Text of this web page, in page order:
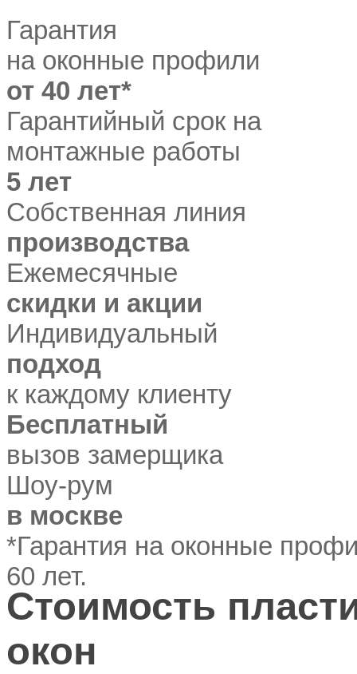
Гарантия
на оконные профили
от 40 лет*
Гарантийный срок на
монтажные работы
5 лет
Собственная линия
производства
Ежемесячные
скидки и акции
Индивидуальный
подход
к каждому клиенту
Бесплатный
вызов замерщика
Шоу-рум
в москве
*Гарантия на оконные
60 лет.
Стоимость
окон